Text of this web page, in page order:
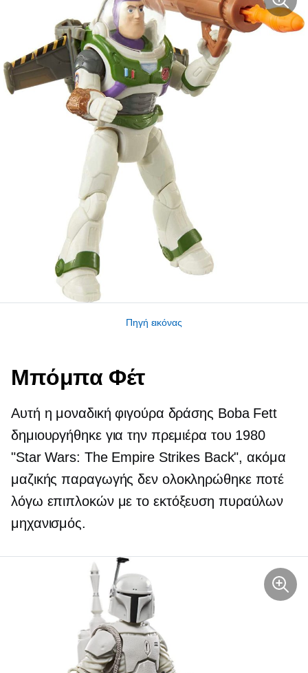
Πηγή εικόνας
Μπόμπα Φέτ
Αυτή η μοναδική φιγούρα δράσης Boba Fett
δημιουργήθηκε για την πρεμιέρα του 1980
"Star Wars: The Empire Strikes Back", ακόμα
μαζικής παραγωγής δεν ολοκληρώθηκε ποτέ
λόγω επιπλοκών με το εκτόξευση πυραύλων
μηχανισμός.